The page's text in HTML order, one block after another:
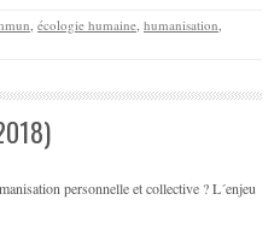
, écologie humaine, humanisation,
personnelle et collective ? L´enjeu